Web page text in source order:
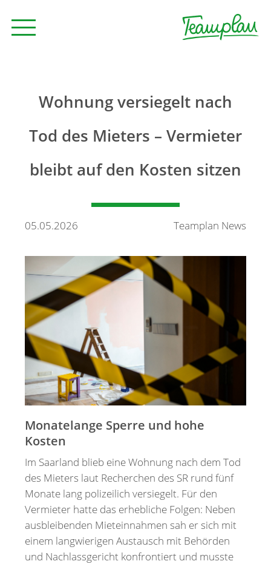
Beratung
Unternehmen
Kontakt
Merkzettel
Newsletter
Wohnung versiegelt nach
Tod des Mieters – Vermieter
bleibt auf den Kosten sitzen
05.05.2026 Teamplan News
Monatelange Sperre und hohe
Kosten
Im Saarland blieb eine Wohnung nach dem Tod
des Mieters laut Recherchen des SR rund fünf
Monate lang polizeilich versiegelt. Für den
Vermieter hatte das erhebliche Folgen: Neben
ausbleibenden Mieteinnahmen sah er sich mit
einem langwierigen Austausch mit Behörden
und Nachlassgericht konfrontiert und musste